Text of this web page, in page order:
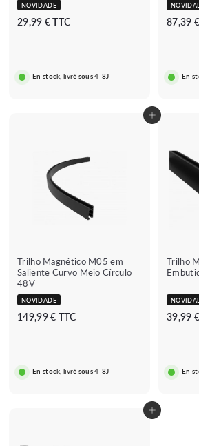
NOVIDADE
29,99 € TTC2
9
En stock, livré sous 4-8J
87,39
En
Adicionar ao carrinho
Trilho Magnético M05 em
Saliente Curvo Meio Círculo
48V
NOVIDADE
149,99 € TTC1
9
En stock, livré sous 4-8J
Trilho
39,99
En
Adicionar ao carrinho